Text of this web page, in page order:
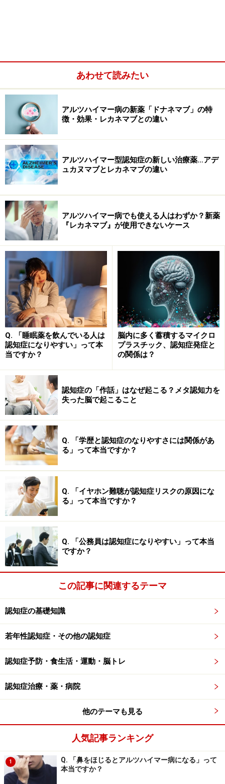
ます。
家族が病院受診を拒否するとき、してはい
けない対処法
たくても、本人がかたくなに受診を拒むことは少なくあ
りません。身近に接しているご家族は、不安な気持ちや
焦りを感じるものです。
話は少しそれるかもしれませんが、近年は高齢者ドライ
バーによる事故の増加も問題になっており、いかに運転
免許を返納してもらうかに苦慮されているご家庭も多い
と聞きます。いくら家族が懸命に諭しても、ご本人が頑
固にそれを拒む場合は、強制的に何かをすることもでき
ず、行き詰まってしまうというケースです。認知症受診
についても、現実問題としてこれと似たケースが見られ
ます。ご本人が強く拒む場合、どう解決すればいいの
か……難しい問題ですね。
こればかりは決定的な解決法がなく、もともとのご本人
の性格や家族との関係性によるところも大きいと思いま
すが、まず言えることは、ご本人が拒否しているからと
「とにかく行きなさい！」とむりやり連れて行くのは、
やはり避けるべきだろうということです。
認知症の場合、ご本人は「大丈夫だ」と強気に言いなが
らも、実はうすうす自分の異変に気付いていることが多
いです。そのようなときに、身近な人にずばりとそれを
指摘されてしまうと、どうでしょう。素直になれず、か
えって相手の意見を受け入れまいという心理が働きます
ね。もし無理やり連れていくことができたとしても、信
頼関係が崩れてしまいます。
健康診断や付き添いと伝えて病院受診させ
るのはリスクも……
いお医者さんがいるから行ってみようよ」などと、認知
症の検査とは伝えず、ある意味では本人には噓を伝えて
連れていくケースも実際には珍しくないようですが、こ
れもやはり、誰もに勧められるようないい方法とは言え
ません。一見うまくいったように思えても、すぐにばれ
とわかった時点で、ご本人が「だましたな！ 馬鹿にする
な！」と怒り、家族との関係が悪くなってしまうケース
もあるのです。
あわせて読みたい
アルツハイマー病の新薬「ドナネマブ」の特
徴・効果・レカネマブとの違い
アルツハイマー型認知症の新しい治療薬…アデ
ュカヌマブとレカネマブの違い
アルツハイマー病でも使える人はわずか？新薬
『レカネマブ』が使用できないケース
Q. 「睡眠薬を飲んでいる人は
認知症になりやすい」って本
当ですか？
脳内に多く蓄積するマイクロ
プラスチック、認知症発症と
の関係は？
認知症の「作話」はなぜ起こる？メタ認知力を
失った脳で起こること
Q. 「学歴と認知症のなりやすさには関係があ
る」って本当ですか？
Q. 「イヤホン難聴が認知症リスクの原因にな
る」って本当ですか？
Q. 「公務員は認知症になりやすい」って本当
ですか？
この記事に関連するテーマ
認知症の基礎知識
若年性認知症・その他の認知症
認知症予防・食生活・運動・脳トレ
認知症治療・薬・病院
他のテーマも見る
人気記事ランキング
1
Q. 「鼻をほじるとアルツハイマー病になる」って
本当ですか？